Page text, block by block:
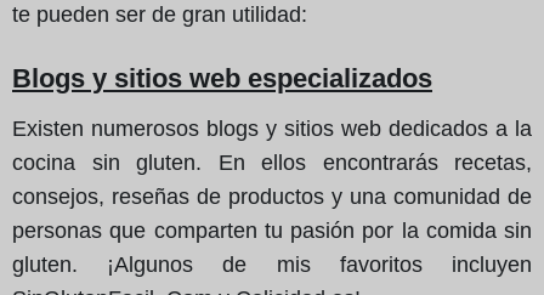
te pueden ser de gran utilidad:
Blogs y sitios web especializados
Existen numerosos blogs y sitios web dedicados a la
cocina sin gluten. En ellos encontrarás recetas,
consejos, reseñas de productos y una comunidad de
personas que comparten tu pasión por la comida sin
gluten. ¡Algunos de mis favoritos incluyen